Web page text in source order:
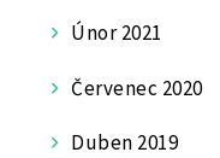
Únor 2021
Červenec 2020
Duben 2019